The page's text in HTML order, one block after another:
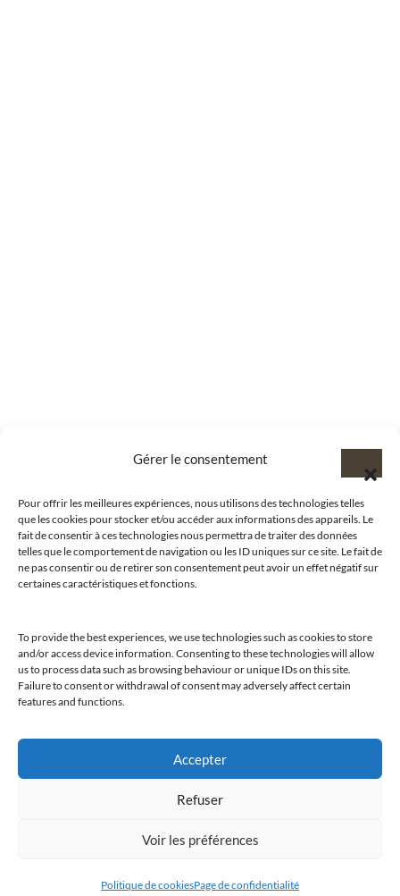
Gérer le consentement
Pour offrir les meilleures expériences, nous utilisons des technologies telles
que les cookies pour stocker et/ou accéder aux informations des appareils. Le
fait de consentir à ces technologies nous permettra de traiter des données
telles que le comportement de navigation ou les ID uniques sur ce site. Le fait de
ne pas consentir ou de retirer son consentement peut avoir un effet négatif sur
certaines caractéristiques et fonctions.
To provide the best experiences, we use technologies such as cookies to store
and/or access device information. Consenting to these technologies will allow
us to process data such as browsing behaviour or unique IDs on this site.
Failure to consent or withdrawal of consent may adversely affect certain
features and functions.
Accepter
Refuser
Voir les préférences
Politique de cookiesPage de confidentialité
@clubamilcar